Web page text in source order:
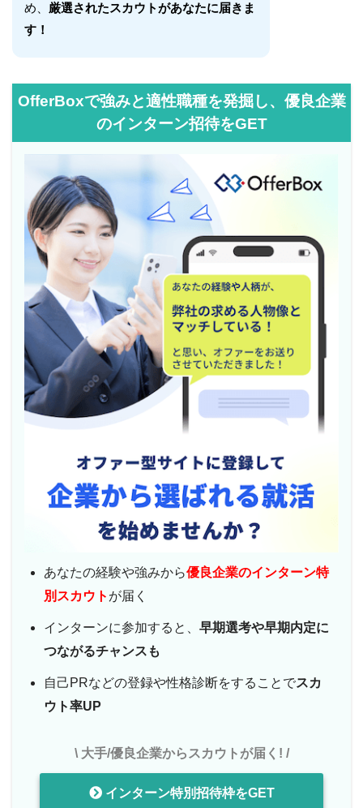
め、 厳選されたスカウトがあなたに届きま
す！
OfferBoxで強みと適性職種を発掘し、優良企業
のインターン招待をGET
あなたの経験や強みから優良企業のインターン特
別スカウト が届く
インターンに参加すると、 早期選考や早期内定に
つながるチャンスも
自己PRなどの登録や性格診断をすることでスカ
ウト率UP
\ 大手/優良企業からスカウトが届く! /
インターン特別招待枠をGET